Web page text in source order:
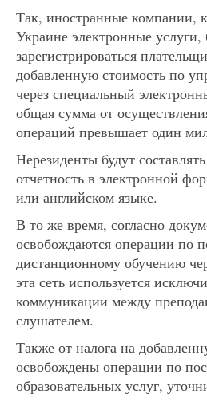
Так, иностранные компании,
Украине электронные услуги,
зарегистрироваться
добавленную стоимость по
через специальный
общая сумма от
операций превышает один
Нерезиденты будут
отчетность в электронной
или английском языке.
В то же время, согласно
освобождаются операции по
дистанционному обучению
эта сеть используется
коммуникации между
слушателем.
Также от налога на
освобождены операции по
образовательных услуг,